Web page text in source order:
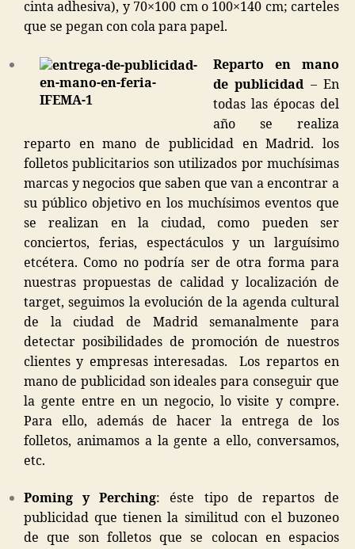
cinta adhesiva), y 70×100 cm o 100×140 cm; carteles
que se pegan con cola para papel.
Reparto en mano
de publicidad– En
todas las épocas del
año se realiza
reparto en mano de publicidad en Madrid. los
folletos publicitarios son utilizados por muchísimas
marcas y negocios que saben que van a encontrar a
su público objetivo en los muchísimos eventos que
se realizan en la ciudad, como pueden ser
conciertos, ferias, espectáculos y un larguísimo
etcétera. Como no podría ser de otra forma para
nuestras propuestas de calidad y localización de
target, seguimos la evolución de la agenda cultural
de la ciudad de Madrid semanalmente para
detectar posibilidades de promoción de nuestros
clientes y empresas interesadas. Los repartos en
mano de publicidad son ideales para conseguir que
la gente entre en un negocio, lo visite y compre.
Para ello, además de hacer la entrega de los
folletos, animamos a la gente a ello, conversamos,
etc.
Poming y Perching: éste tipo de repartos de
publicidad que tienen la similitud con el buzoneo
de que son folletos que se colocan en espacios